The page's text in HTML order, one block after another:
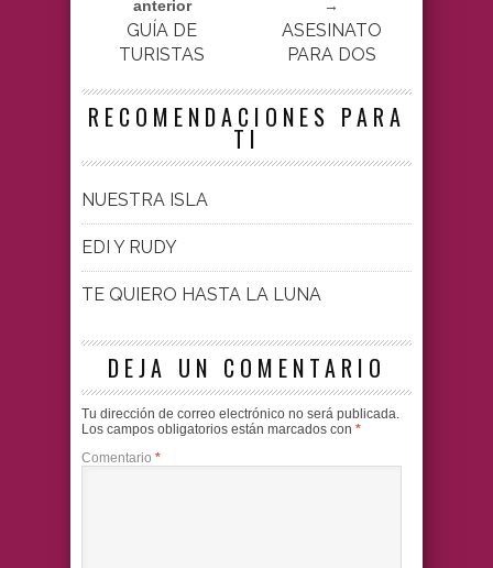
anterior
GUÍA DE
TURISTAS
→
ASESINATO
PARA DOS
RECOMENDACIONES PARA
TI
NUESTRA ISLA
EDI Y RUDY
TE QUIERO HASTA LA LUNA
DEJA UN COMENTARIO
Tu dirección de correo electrónico no será publicada.
Los campos obligatorios están marcados con *
Comentario *